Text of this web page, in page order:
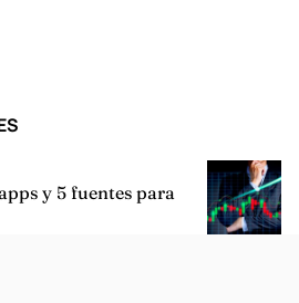
y 5 fuentes para